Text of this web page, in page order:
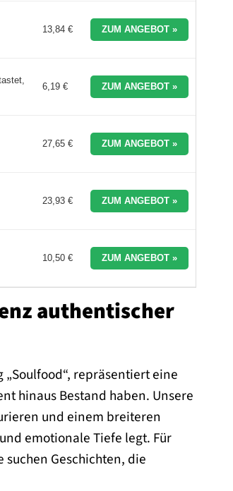
13,84 € ZUM ANGEBOT »
6,19 € ZUM ANGEBOT »
27,65 € ZUM ANGEBOT »
23,93 € ZUM ANGEBOT »
10,50 € ZUM ANGEBOT »
authentischer
„Soulfood“, repräsentiert eine
hinaus Bestand haben. Unsere
und einem breiteren
emotionale Tiefe legt. Für
Geschichten, die